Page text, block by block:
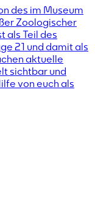
des im Museum
Zoologischer
als Teil des
21 und damit als
aktuelle
sichtbar und
von euch als